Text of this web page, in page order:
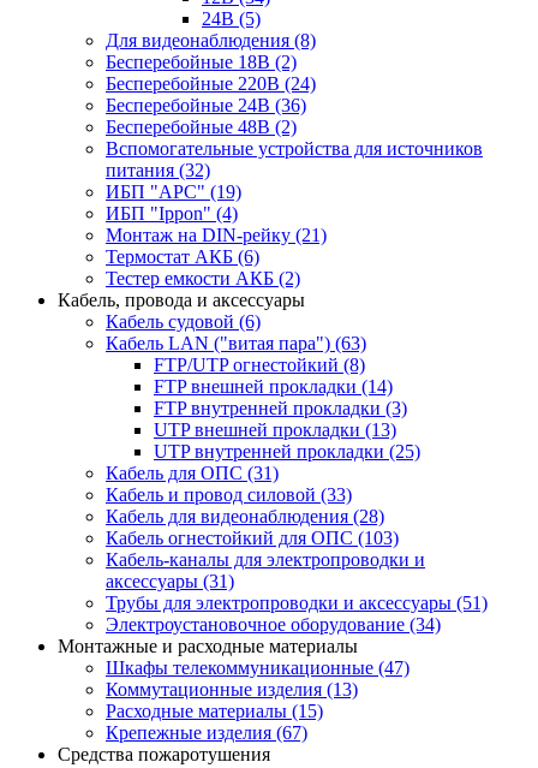
24В (5)
Для видеонаблюдения (8)
Бесперебойные 18В (2)
Бесперебойные 220В (24)
Бесперебойные 24В (36)
Бесперебойные 48В (2)
Вспомогательные устройства для источников
питания (32)
ИБП "APC" (19)
ИБП "Ippon" (4)
Монтаж на DIN-рейку (21)
Термостат АКБ (6)
Тестер емкости АКБ (2)
Кабель, провода и аксессуары
Кабель судовой (6)
Кабель LAN ("витая пара") (63)
FTP/UTP огнестойкий (8)
FTP внешней прокладки (14)
FTP внутренней прокладки (3)
UTP внешней прокладки (13)
UTP внутренней прокладки (25)
Кабель для ОПС (31)
Кабель и провод силовой (33)
Кабель для видеонаблюдения (28)
Кабель огнестойкий для ОПС (103)
Кабель-каналы для электропроводки и
аксессуары (31)
Трубы для электропроводки и аксессуары (51)
Электроустановочное оборудование (34)
Монтажные и расходные материалы
Шкафы телекоммуникационные (47)
Коммутационные изделия (13)
Расходные материалы (15)
Крепежные изделия (67)
Средства пожаротушения